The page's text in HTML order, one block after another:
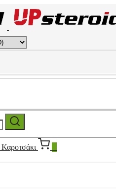
Αναζήτηση
Καροτσάκι